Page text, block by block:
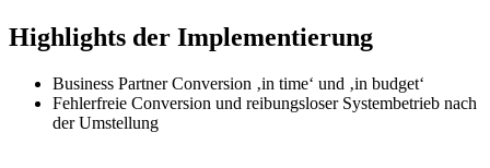
Highlights der Implementierung
Business Partner Conversion ‚in time‘ und ‚in budget‘
Fehlerfreie Conversion und reibungsloser Systembetrieb nach
der Umstellung